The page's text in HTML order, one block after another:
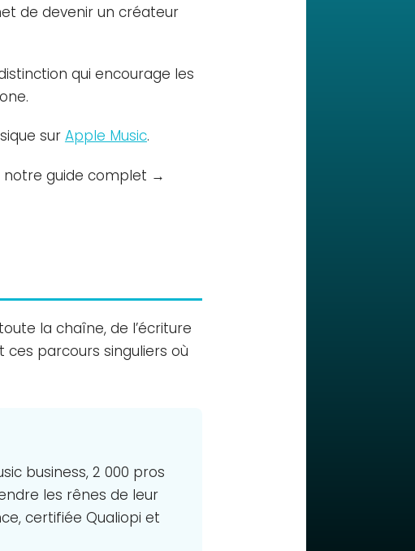
de devenir un créateur
qui encourage les
sur Apple Music.
notre guide complet →
la chaîne, de l’écriture
ces parcours singuliers où
business, 2 000 pros
les rênes de leur
certifiée Qualiopi et